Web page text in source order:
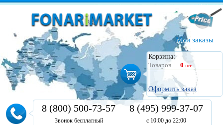
Мои заказы
Корзина:
Товаров
0 шт.
Оформить заказ
8 (800) 500-73-57
Звонок бесплатный
8 (495) 999-37-07
с 10:00 до 22:00